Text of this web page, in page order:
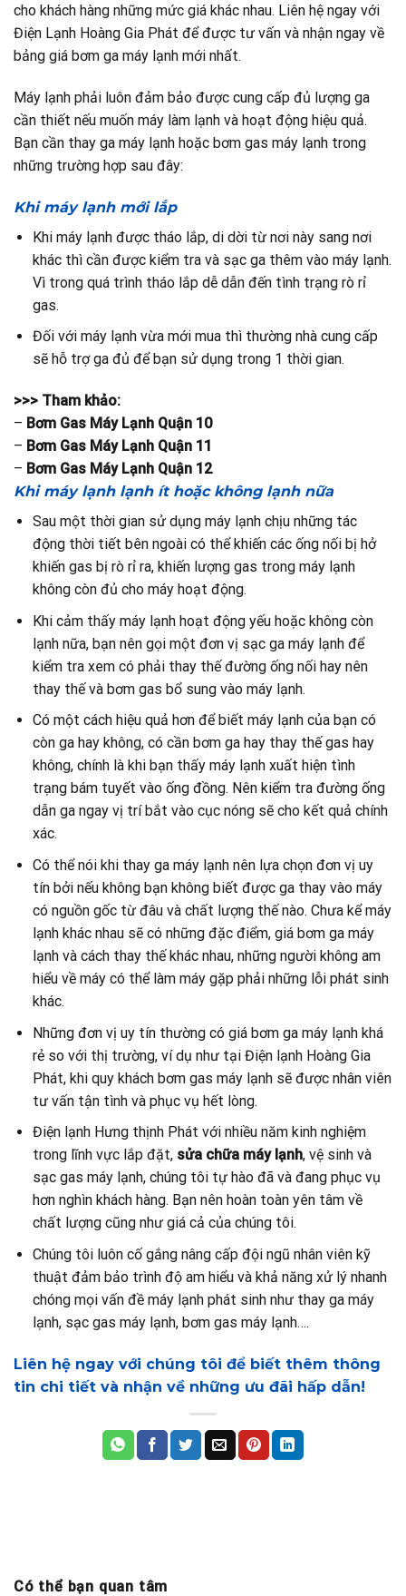
cho khách hàng những mức giá khác nhau. Liên hệ ngay với
Điện Lạnh Hoàng Gia Phát để được tư vấn và nhận ngay về
bảng giá bơm ga máy lạnh mới nhất.
Máy lạnh phải luôn đảm bảo được cung cấp đủ lượng ga
cần thiết nếu muốn máy làm lạnh và hoạt động hiệu quả.
Bạn cần thay ga máy lạnh hoặc bơm gas máy lạnh trong
những trường hợp sau đây:
Khi máy lạnh mới lắp
Khi máy lạnh được tháo lắp, di dời từ nơi này sang nơi
khác thì cần được kiểm tra và sạc ga thêm vào máy lạnh.
Vì trong quá trình tháo lắp dễ dẫn đến tình trạng rò rỉ
gas.
Đối với máy lạnh vừa mới mua thì thường nhà cung cấp
sẽ hỗ trợ ga đủ để bạn sử dụng trong 1 thời gian.
>>> Tham khảo:
– Bơm Gas Máy Lạnh Quận 10
– Bơm Gas Máy Lạnh Quận 11
– Bơm Gas Máy Lạnh Quận 12
Khi máy lạnh lạnh ít hoặc không lạnh nữa
Sau một thời gian sử dụng máy lạnh chịu những tác
động thời tiết bên ngoài có thể khiến các ống nối bị hở
khiến gas bị rò rỉ ra, khiến lượng gas trong máy lạnh
không còn đủ cho máy hoạt động.
Khi cảm thấy máy lạnh hoạt động yếu hoặc không còn
lạnh nữa, bạn nên gọi một đơn vị sạc ga máy lạnh để
kiểm tra xem có phải thay thế đường ống nối hay nên
thay thế và bơm gas bổ sung vào máy lạnh.
Có một cách hiệu quả hơn để biết máy lạnh của bạn có
còn ga hay không, có cần bơm ga hay thay thế gas hay
không, chính là khi bạn thấy máy lạnh xuất hiện tình
trạng bám tuyết vào ống đồng. Nên kiểm tra đường ống
dẫn ga ngay vị trí bắt vào cục nóng sẽ cho kết quả chính
xác.
Có thể nói khi thay ga máy lạnh nên lựa chọn đơn vị uy
tín bởi nếu không bạn không biết được ga thay vào máy
có nguồn gốc từ đâu và chất lượng thế nào. Chưa kể máy
lạnh khác nhau sẽ có những đặc điểm, giá bơm ga máy
lạnh và cách thay thế khác nhau, những người không am
hiểu về máy có thể làm máy gặp phải những lỗi phát sinh
khác.
Những đơn vị uy tín thường có giá bơm ga máy lạnh khá
rẻ so với thị trường, ví dụ như tại Điện lạnh Hoàng Gia
Phát, khi quy khách bơm gas máy lạnh sẽ được nhân viên
tư vấn tận tình và phục vụ hết lòng.
Điện lạnh Hưng thịnh Phát với nhiều năm kinh nghiệm
trong lĩnh vực lắp đặt, sửa chữa máy lạnh, vệ sinh và
sạc gas máy lạnh, chúng tôi tự hào đã và đang phục vụ
hơn nghìn khách hàng. Bạn nên hoàn toàn yên tâm về
chất lượng cũng như giá cả của chúng tôi.
Chúng tôi luôn cố gắng nâng cấp đội ngũ nhân viên kỹ
thuật đảm bảo trình độ am hiểu và khả năng xử lý nhanh
chóng mọi vấn đề máy lạnh phát sinh như thay ga máy
lạnh, sạc gas máy lạnh, bơm gas máy lạnh….
Liên hệ ngay với chúng tôi để biết thêm thông
tin chi tiết và nhận về những ưu đãi hấp dẫn!
Có thể bạn quan tâm